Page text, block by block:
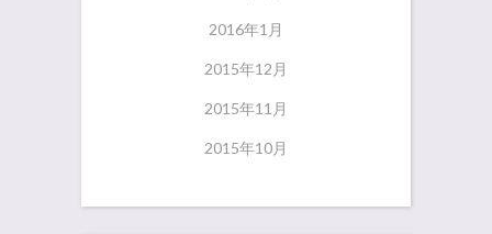
2016年1月
2015年12月
2015年11月
2015年10月